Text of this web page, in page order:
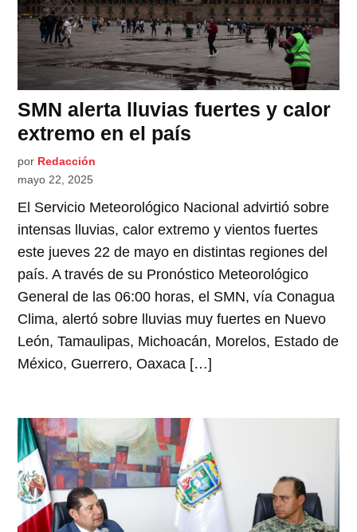
SMN alerta lluvias fuertes y calor
extremo en el país
por Redacción
mayo 22, 2025
El Servicio Meteorológico Nacional advirtió sobre
intensas lluvias, calor extremo y vientos fuertes
este jueves 22 de mayo en distintas regiones del
país. A través de su Pronóstico Meteorológico
General de las 06:00 horas, el SMN, vía Conagua
Clima, alertó sobre lluvias muy fuertes en Nuevo
León, Tamaulipas, Michoacán, Morelos, Estado de
México, Guerrero, Oaxaca […]